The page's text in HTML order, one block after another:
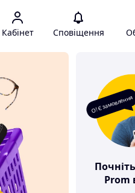
Кабінет Сповіщення
О! Є замовлення
Prom